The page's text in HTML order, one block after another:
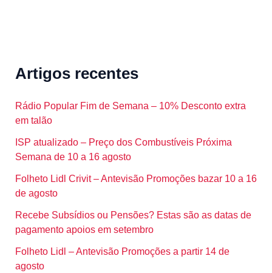
Artigos recentes
Rádio Popular Fim de Semana – 10% Desconto extra
em talão
ISP atualizado – Preço dos Combustíveis Próxima
Semana de 10 a 16 agosto
Folheto Lidl Crivit – Antevisão Promoções bazar 10 a 16
de agosto
Recebe Subsídios ou Pensões? Estas são as datas de
pagamento apoios em setembro
Folheto Lidl – Antevisão Promoções a partir 14 de
agosto